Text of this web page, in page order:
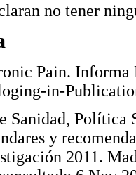
no tener
Pain.
in-
Sanidad, Política
y
2011.